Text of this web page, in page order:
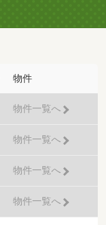
物件
物件一覧へ
物件一覧へ
物件一覧へ
物件一覧へ